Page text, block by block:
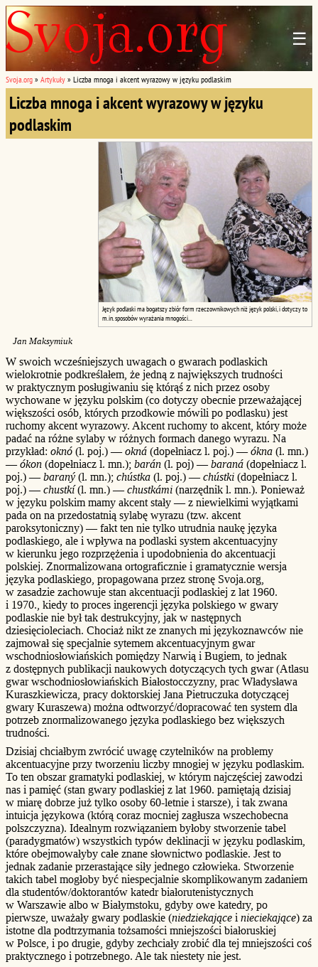
☰
Svoja.org » Artykuły » Liczba mnoga i akcent wyrazowy w języku podlaskim
Liczba mnoga i akcent wyrazowy w języku
podlaskim
Język podlaski ma bogatszy zbiór form rzeczownikowych niż język polski, i dotyczy to
m.in. sposobów wyrażania mnogości...
Jan Maksymiuk
W swoich wcześniejszych uwagach o gwarach podlaskich
wielokrotnie podkreślałem, że jedną z największych trudności
w praktycznym posługiwaniu się którąś z nich przez osoby
wychowane w języku polskim (co dotyczy obecnie przeważającej
większości osób, których przodkowie mówili po podlasku) jest
ruchomy akcent wyrazowy. Akcent ruchomy to akcent, który może
padać na różne sylaby w różnych formach danego wyrazu. Na
przykład: oknó (l. poj.) —okná (dopełniacz l. poj.) —ókna (l. mn.)
—ókon (dopełniacz l. mn.); barán (l. poj) —baraná (dopełniacz l.
poj.) —baraný (l. mn.); chústka (l. poj.) —chústki (dopełniacz l.
poj.) —chustkí(l. mn.) —chustkámi (narzędnik l. mn.). Ponieważ
w języku polskim mamy akcent stały — z niewielkimi wyjątkami
pada on na przedostatnią sylabę wyrazu (tzw. akcent
paroksytoniczny) — fakt ten nie tylko utrudnia naukę języka
podlaskiego, ale i wpływa na podlaski system akcentuacyjny
w kierunku jego rozprzężenia i upodobnienia do akcentuacji
polskiej. Znormalizowana ortograficznie i gramatycznie wersja
języka podlaskiego, propagowana przez stronę Svoja.org,
w zasadzie zachowuje stan akcentuacji podlaskiej z lat 1960.
i 1970., kiedy to proces ingerencji języka polskiego w gwary
podlaskie nie był tak destrukcyjny, jak w następnych
dziesięcioleciach. Chociaż nikt ze znanych mi językoznawców nie
zajmował się specjalnie sytemem akcentuacyjnym gwar
wschodniosłowiańskich pomiędzy Narwią i Bugiem, to jednak
z dostępnych publikacji naukowych dotyczących tych gwar (Atlasu
gwar wschodniosłowiańskich Białostocczyzny, prac Władysława
Kuraszkiewicza, pracy doktorskiej Jana Pietruczuka dotyczącej
gwary Kuraszewa) można odtworzyć/dopracować ten system dla
potrzeb znormalizowanego języka podlaskiego bez większych
trudności.
Dzisiaj chciałbym zwrócić uwagę czytelników na problemy
akcentuacyjne przy tworzeniu liczby mnogiej w języku podlaskim.
To ten obszar gramatyki podlaskiej, w którym najczęściej zawodzi
nas i pamięć (stan gwary podlaskiej z lat 1960. pamiętają dzisiaj
w miarę dobrze już tylko osoby 60-letnie i starsze), i tak zwana
intuicja językowa (którą coraz mocniej zagłusza wszechobecna
polszczyzna). Idealnym rozwiązaniem byłoby stworzenie tabel
(paradygmatów) wszystkich typów deklinacji w języku podlaskim,
które obejmowałyby całe znane słownictwo podlaskie. Jest to
jednak zadanie przerastające siły jednego człowieka. Stworzenie
takich tabel mogłoby być niespecjalnie skomplikowanym zadaniem
dla studentów/doktorantów katedr białorutenistycznych
w Warszawie albo w Białymstoku, gdyby owe katedry, po
pierwsze, uważały gwary podlaskie (niedziekające i nieciekające) za
istotne dla podtrzymania tożsamości mniejszości białoruskiej
w Polsce, i po drugie, gdyby zechciały zrobić dla tej mniejszości coś
praktycznego i potrzebnego. Ale tak niestety nie jest.